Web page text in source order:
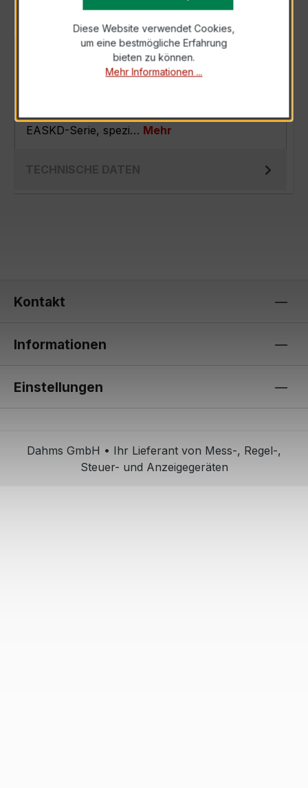
Der EASKD 31.5 3x200/5A 5VA Kl.0,2 ist ein
Verrechnungsstromwandler der bewährten
EASKD-Serie, spezi… Mehr
TECHNISCHE DATEN
Kontakt
Informationen
Einstellungen
Dahms GmbH • Ihr Lieferant von Mess-, Regel-,
Steuer- und Anzeigegeräten
Diese Website verwendet Cookies,
um eine bestmögliche Erfahrung
bieten zu können.
Mehr Informationen ...